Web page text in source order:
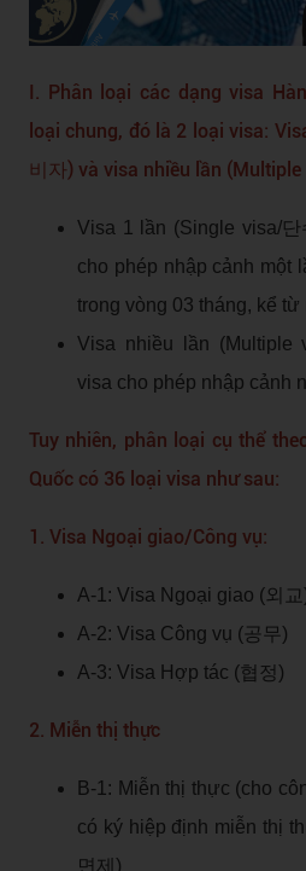
I. Phân loại các dạng visa
loại chung, đó là 2 loại visa:
비자) và visa nhiều lần
Visa 1 lần (Single visa/
cho phép nhập cảnh một
trong vòng 03 tháng, kể từ
Visa nhiều lần (Multiple
visa cho phép nhập cảnh
Tuy nhiên, phân loại cụ thể
Quốc có 36 loại visa như sau:
1. Visa Ngoại giao/Công vụ:
A-1: Visa Ngoại giao (외교
A-2: Visa Công vụ (공무)
A-3: Visa Hợp tác (협정)
2. Miễn thị thực
B-1: Miễn thị thực (cho
có ký hiệp định miễn thị
면제)